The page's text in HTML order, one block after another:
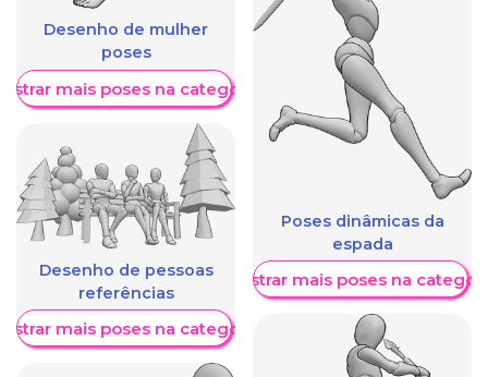
Desenho de mulher
poses
mais poses na categoria
Desenho de pessoas
referências
mais poses na categoria
Poses dinâmicas da
espada
Mostrar mais poses na